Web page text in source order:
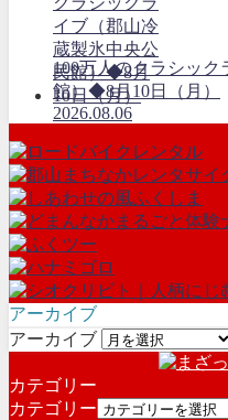
100万人のクラシッ
館）◆8月10日（月）
2026.08.06
アーカイブ
アーカイブ
カテゴリー
カテゴリー